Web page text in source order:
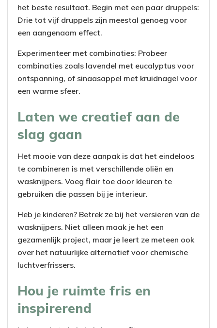
het beste resultaat. Begin met een paar druppels:
Drie tot vijf druppels zijn meestal genoeg voor
een aangenaam effect.
Experimenteer met combinaties: Probeer
combinaties zoals lavendel met eucalyptus voor
ontspanning, of sinaasappel met kruidnagel voor
een warme sfeer.
Laten we creatief aan de
slag gaan
Het mooie van deze aanpak is dat het eindeloos
te combineren is met verschillende oliën en
wasknijpers. Voeg flair toe door kleuren te
gebruiken die passen bij je interieur.
Heb je kinderen? Betrek ze bij het versieren van de
wasknijpers. Niet alleen maak je het een
gezamenlijk project, maar je leert ze meteen ook
over het natuurlijke alternatief voor chemische
luchtverfrissers.
Hou je ruimte fris en
inspirerend